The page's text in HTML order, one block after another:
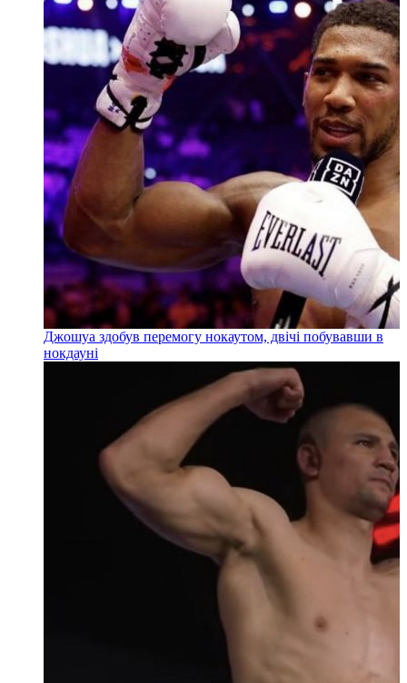
Джошуа здобув перемогу нокаутом, двічі побувавши в
нокдауні